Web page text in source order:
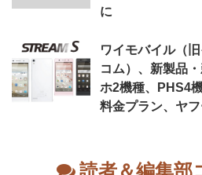
に
ワイモバイル（
コム）、新製品
ホ2機種、PHS4
料金プラン、ヤ
読者＆編集部